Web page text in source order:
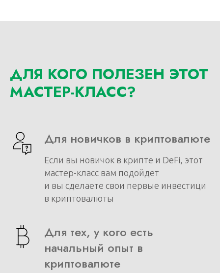
ДЛЯ КОГО ПОЛЕЗЕН ЭТОТ
МАСТЕР-КЛАСС?
Для новичков в криптовалюте
Если вы новичок в крипте и DeFi, этот
мастер-класс вам подойдет
и вы сделаете свои первые инвестици
в криптовалюты
Для тех, у кого есть
начальный опыт в
криптовалюте